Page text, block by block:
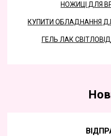
НОЖИЦІ ДЛЯ
КУПИТИ ОБЛАДНАННЯ
ГЕЛЬ ЛАК